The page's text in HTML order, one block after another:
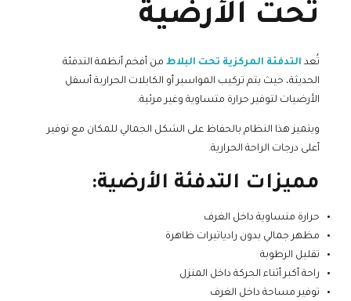
تحت الأرضية
تُعد التدفئة المركزية تحت البلاط من أفخم أنظمة التدفئة
الحديثة، حيث يتم تركيب المواسير أو الكابلات الحرارية أسفل
الأرضيات لتوفير حرارة متساوية وغير مرئية.
ويتميز هذا النظام بالحفاظ على الشكل الجمالي للمكان مع توفير
أعلى درجات الراحة الحرارية.
مميزات التدفئة الأرضية:
حرارة متساوية داخل الغرف
مظهر جمالي بدون رادياتيرات ظاهرة
تقليل الرطوبة
راحة أكبر أثناء الحركة داخل المنزل
توفير مساحة داخل الغرف